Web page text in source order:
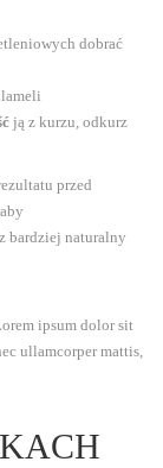
dobrać
ją z kurzu, odkurz
przed
bardziej naturalny
ipsum dolor sit
ullamcorper mattis,